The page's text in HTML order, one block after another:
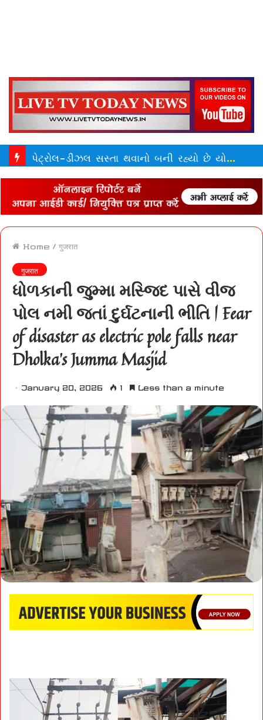
Home / गुजरात
गुजरात
ધોળકાની જુમ્મા મસ્જિદ પાસે વીજ
પોલ નમી જતાં દુર્ઘટનાની ભીતિ | Fear
of disaster as electric pole falls near
Dholka’s Jumma Masjid
January 20, 2026 1 Less than a minute